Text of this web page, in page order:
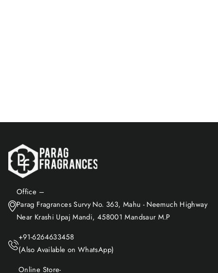
Office –
Parag Fragrances Survy No. 363, Mahu - Neemuch Highway
Near Krashi Upaj Mandi, 458001 Mandsaur M.P
+91-6264633458
(Also Available on WhatsApp)
Online Store-